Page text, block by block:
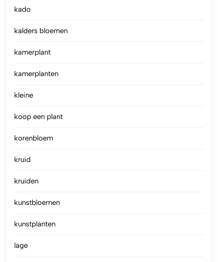
kado
kalders bloemen
kamerplant
kamerplanten
kleine
koop een plant
korenbloem
kruid
kruiden
kunstbloemen
kunstplanten
lage